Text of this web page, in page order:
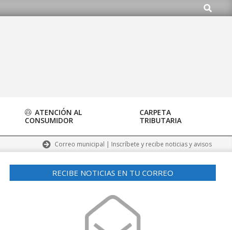
Buscar
ATENCIÓN AL
CONSUMIDOR
CARPETA
TRIBUTARIA
Correo municipal | Inscríbete y recibe noticias y avisos
RECIBE NOTICIAS EN TU CORREO